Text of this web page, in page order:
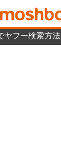
フー検索方法